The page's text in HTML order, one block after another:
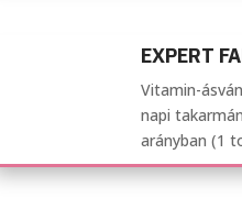
EXPERT
Vitamin-
napi
arányban (1